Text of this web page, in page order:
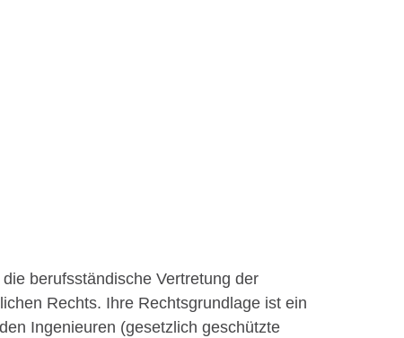
berufsständische Vertretung der
Rechts. Ihre Rechtsgrundlage ist ein
Ingenieuren (gesetzlich geschützte